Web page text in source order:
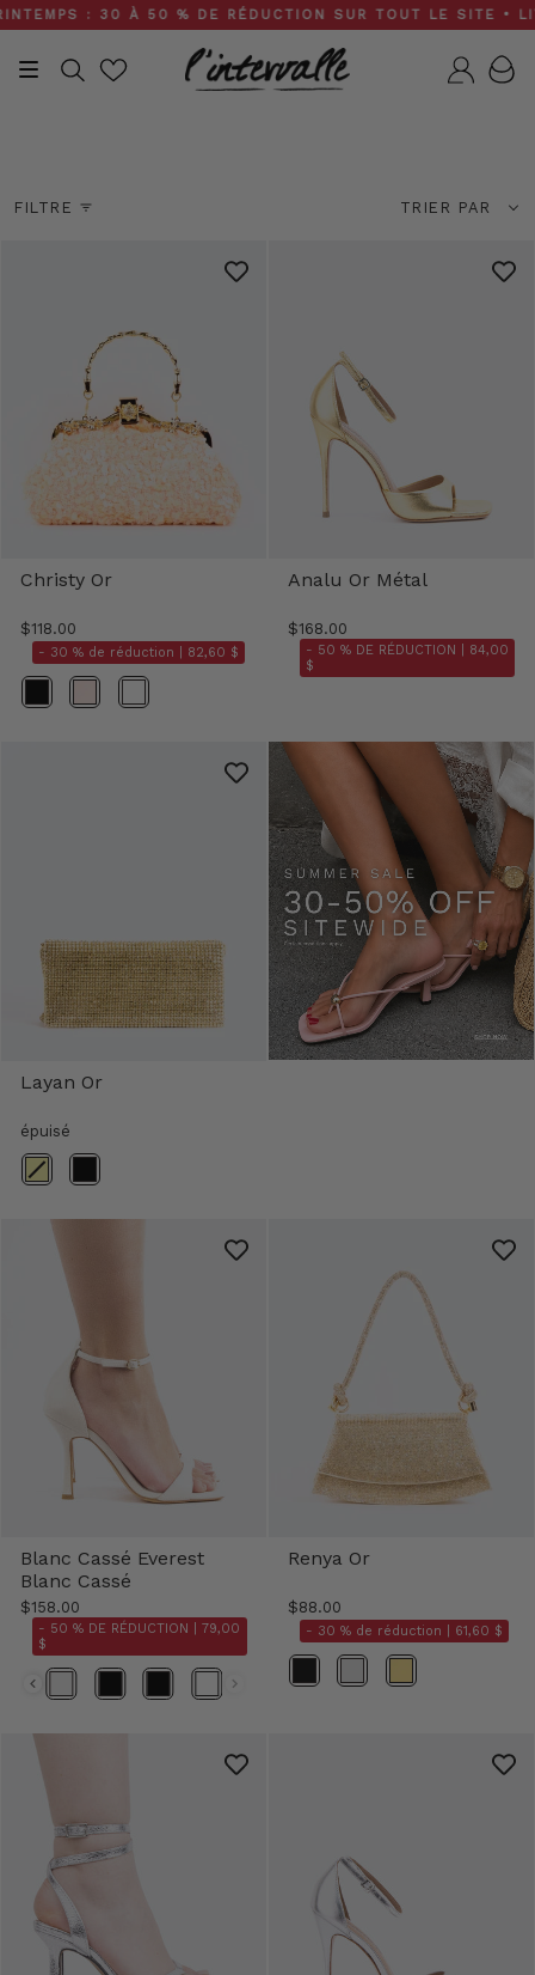
Skip
to
content
À 50 % DE RÉDUCTION SUR TOUT LE SITE •
Recherche
FILTRE
Trier
TRIER PAR
Christy Or
$118.00
- 30 % de réduction | 82,60 $
Couleur
Analu Or Métal
$168.00
- 50 % DE RÉDUCTION |
84,00
$
Layan Or
épuisé
Couleur
Blanc Cassé Everest
Blanc Cassé
$158.00
- 50 % DE RÉDUCTION |
79,00
$
Couleur
Renya Or
$88.00
- 30 % de réduction | 61,60 $
Couleur